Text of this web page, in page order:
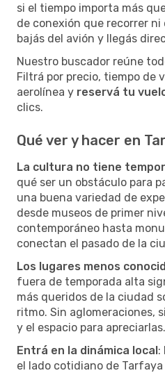
si el tiempo importa más
de conexión que recorrer ni
bajás del avión y llegás
Nuestro buscador reúne
Filtrá por precio, tiempo de
aerolínea y reservá tu
clics.
Qué ver y hacer en
La cultura no tiene
qué ser un obstáculo para
una buena variedad de
desde museos de primer
contemporáneo hasta
conectan el pasado de la
Los lugares menos
fuera de temporada alta
más queridos de la ciudad
ritmo. Sin aglomeraciones,
y el espacio para apreciarlas.
Entrá en la dinámica local:
el lado cotidiano de